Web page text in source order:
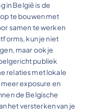
in België is de
te bouwen met
samen te werken
kun je niet
maar ook je
publiek
relaties met lokale
exposure en
de Belgische
het versterken van je